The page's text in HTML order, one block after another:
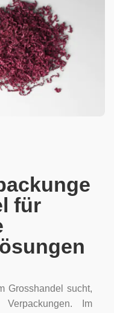
für
Grosshandel sucht,
Im